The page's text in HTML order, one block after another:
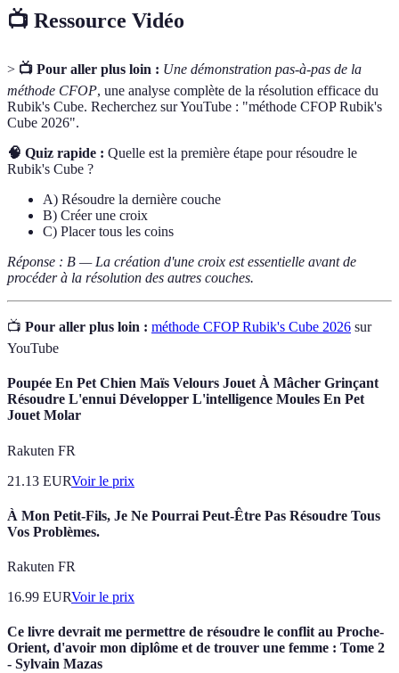
📺 Ressource Vidéo
> 📺 Pour aller plus loin : Une démonstration pas-à-pas de la
méthode CFOP, une analyse complète de la résolution efficace du
Rubik's Cube. Recherchez sur YouTube : "méthode CFOP Rubik's
Cube 2026".
🧠 Quiz rapide : Quelle est la première étape pour résoudre le
Rubik's Cube ?
A) Résoudre la dernière couche
B) Créer une croix
C) Placer tous les coins
Réponse : B — La création d'une croix est essentielle avant de
procéder à la résolution des autres couches.
📺 Pour aller plus loin : méthode CFOP Rubik's Cube 2026 sur
YouTube
Poupée En Pet Chien Maïs Velours Jouet À Mâcher Grinçant
Résoudre L'ennui Développer L'intelligence Moules En Pet
Jouet Molar
Rakuten FR
21.13 EURVoir le prix
À Mon Petit-Fils, Je Ne Pourrai Peut-Être Pas Résoudre Tous
Vos Problèmes.
Rakuten FR
16.99 EURVoir le prix
Ce livre devrait me permettre de résoudre le conflit au Proche-
Orient, d'avoir mon diplôme et de trouver une femme : Tome 2
- Sylvain Mazas